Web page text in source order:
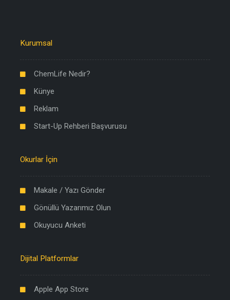
Kurumsal
ChemLife Nedir?
Künye
Reklam
Start-Up Rehberi Başvurusu
Okurlar İçin
Makale / Yazı Gönder
Gönüllü Yazarımız Olun
Okuyucu Anketi
Dijital Platformlar
Apple App Store